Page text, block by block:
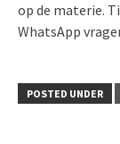
op de materie.
WhatsApp
POSTED UNDER